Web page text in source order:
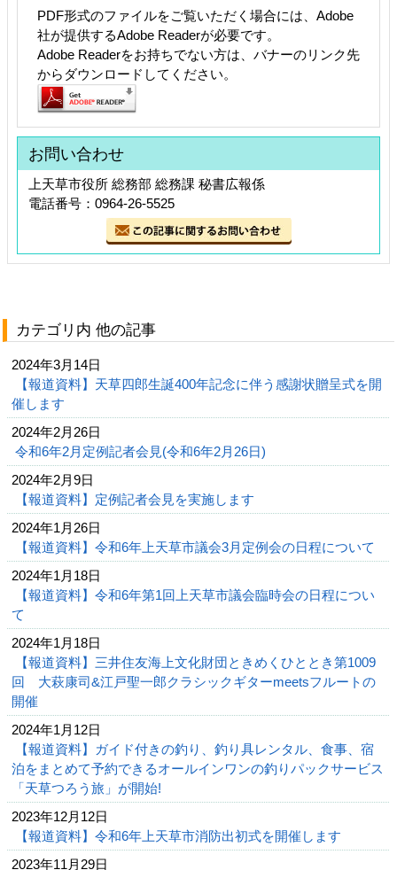
PDF形式のファイルをご覧いただく場合には、Adobe
社が提供するAdobe Readerが必要です。
Adobe Readerをお持ちでない方は、バナーのリンク先
からダウンロードしてください。
お問い合わせ
上天草市役所 総務部 総務課 秘書広報係
電話番号：0964-26-5525
カテゴリ内 他の記事
2024年3月14日
【報道資料】天草四郎生誕400年記念に伴う感謝状贈呈式を開
催します
2024年2月26日
令和6年2月定例記者会見(令和6年2月26日)
2024年2月9日
【報道資料】定例記者会見を実施します
2024年1月26日
【報道資料】令和6年上天草市議会3月定例会の日程について
2024年1月18日
【報道資料】令和6年第1回上天草市議会臨時会の日程につい
て
2024年1月18日
【報道資料】三井住友海上文化財団ときめくひととき第1009
回 大萩康司&江戸聖一郎クラシックギターmeetsフルートの
開催
2024年1月12日
【報道資料】ガイド付きの釣り、釣り具レンタル、食事、宿
泊をまとめて予約できるオールインワンの釣りパックサービス
「天草つろう旅」が開始!
2023年12月12日
【報道資料】令和6年上天草市消防出初式を開催します
2023年11月29日